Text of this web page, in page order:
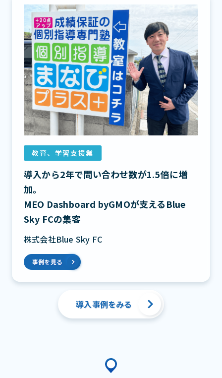
教育、学習支援業
導入から2年で問い合わせ数が1.5倍に増
加。
MEO Dashboard byGMOが支えるBlue
Sky FCの集客
株式会社Blue Sky FC
事例を見る
導入事例をみる